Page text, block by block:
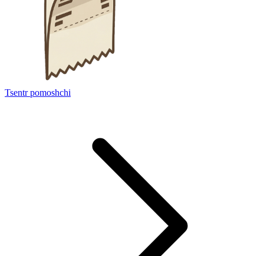
Tsentr pomoshchi